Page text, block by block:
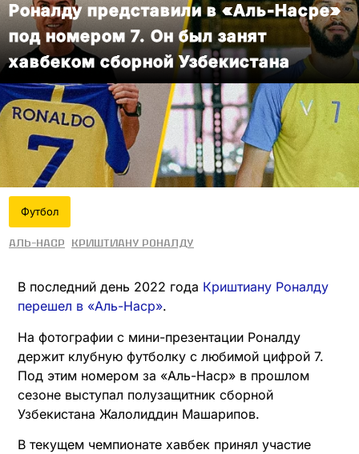
Роналду представили в «Аль-Насре»
под номером 7. Он был занят
хавбеком сборной Узбекистана
Футбол
Аль-Наср Криштиану Роналду
В последний день 2022 года Криштиану Роналду
перешел в «Аль-Наср».
На фотографии с мини-презентации Роналду
держит клубную футболку с любимой цифрой 7.
Под этим номером за «Аль-Наср» в прошлом
сезоне выступал полузащитник сборной
Узбекистана Жалолиддин Машарипов.
В текущем чемпионате хавбек принял участие